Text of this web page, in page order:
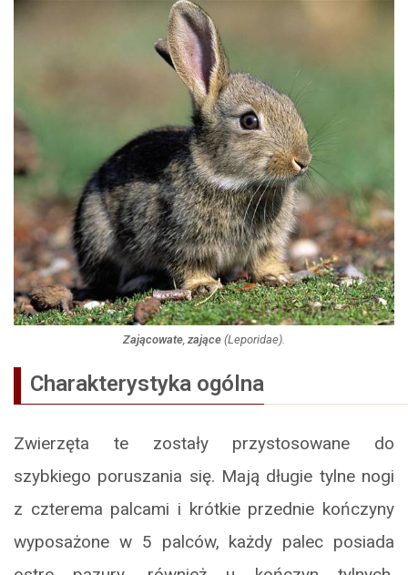
Zającowate zające (Leporidae).
Charakterystyka ogólna
Zwierzęta te zostały przystosowane do
szybkiego poruszania się. Mają długie tylne nogi
z czterema palcami i krótkie przednie kończyny
wyposażone w 5 palców, każdy palec posiada